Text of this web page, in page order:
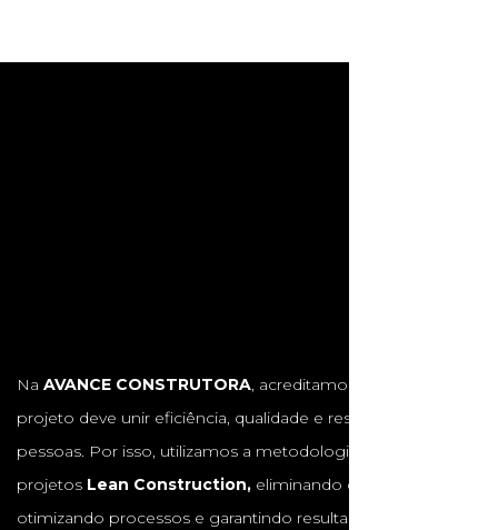
Na AVANCE CONSTRUTORA, acreditamos que cada
projeto deve unir eficiência, qualidade e respeito às
pessoas. Por isso, utilizamos a metodologia de gestão de
projetos Lean Construction, eliminando desperdícios,
otimizando processos e garantindo resultados com maior